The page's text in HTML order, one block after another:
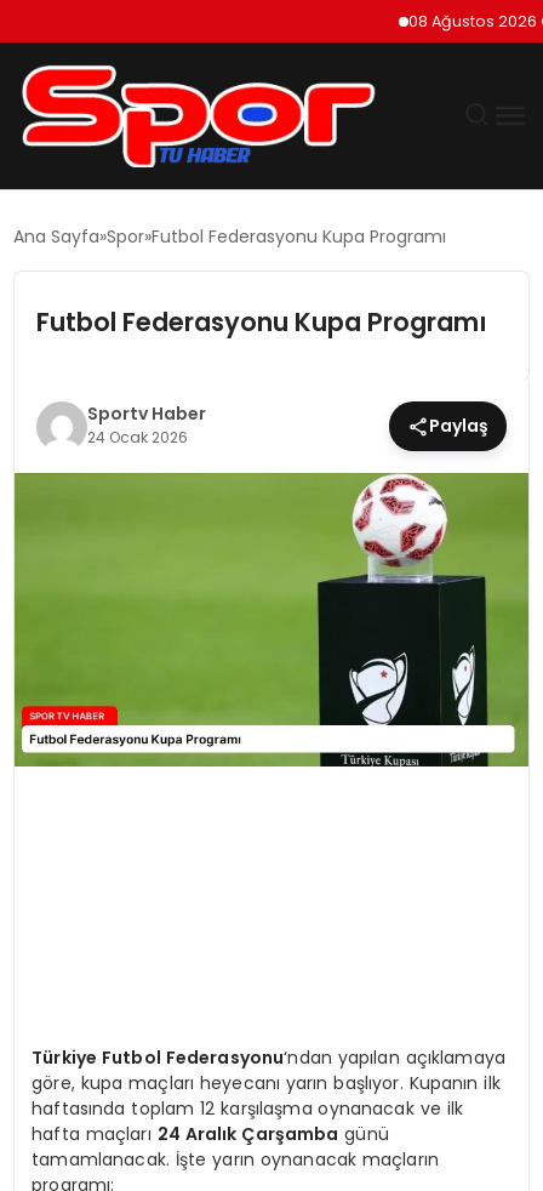
08 Ağustos 2026
SIYASET
TEKNOLOJI
YAŞAM
Ana Sayfa Spor Futbol Federasyonu Kupa Programı
Futbol Federasyonu Kupa Programı
Sportv Haber
24 Ocak 2026 Paylaş
Türkiye Futbol Federasyonu‘ndan yapılan açıklamaya
göre, kupa maçları heyecanı yarın başlıyor. Kupanın ilk
haftasında toplam 12 karşılaşma oynanacak ve ilk
hafta maçları 24 Aralık Çarşamba günü
tamamlanacak. İşte yarın oynanacak maçların
programı: